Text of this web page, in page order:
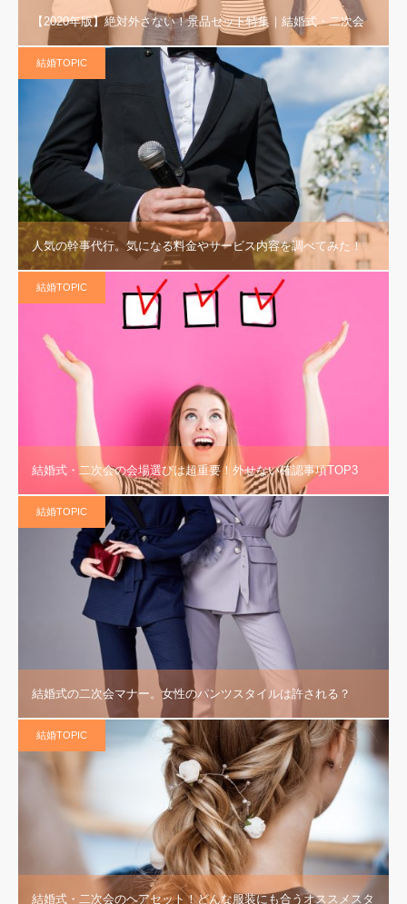
【2020年版】絶対外さない！景品セット特集｜結婚式・二次会
結婚TOPIC
人気の幹事代行。気になる料金やサービス内容を調べてみた！
結婚TOPIC
結婚式・二次会の会場選びは超重要！外せない確認事項TOP3
結婚TOPIC
結婚式の二次会マナー。女性のパンツスタイルは許される？
結婚TOPIC
結婚式・二次会のヘアセット！どんな服装にも合うオススメスタ